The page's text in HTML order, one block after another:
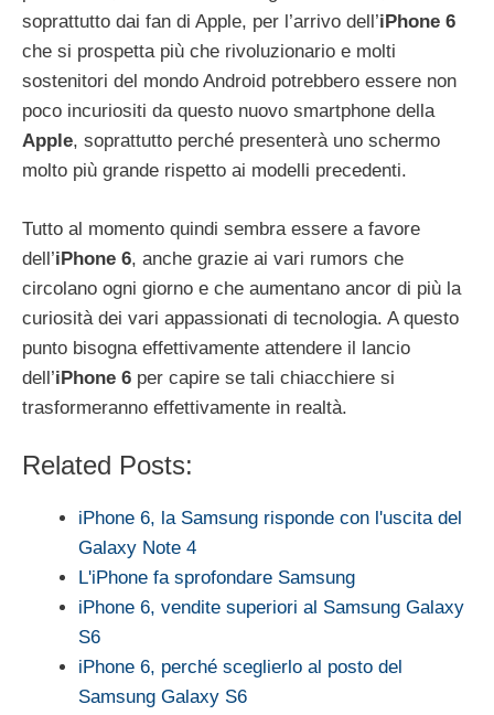
soprattutto dai fan di Apple, per l’arrivo dell’iPhone 6
che si prospetta più che rivoluzionario e molti
sostenitori del mondo Android potrebbero essere non
poco incuriositi da questo nuovo smartphone della
Apple, soprattutto perché presenterà uno schermo
molto più grande rispetto ai modelli precedenti.
Tutto al momento quindi sembra essere a favore
dell’iPhone 6, anche grazie ai vari rumors che
circolano ogni giorno e che aumentano ancor di più la
curiosità dei vari appassionati di tecnologia. A questo
punto bisogna effettivamente attendere il lancio
dell’iPhone 6 per capire se tali chiacchiere si
trasformeranno effettivamente in realtà.
Related Posts:
iPhone 6, la Samsung risponde con l'uscita del
Galaxy Note 4
L'iPhone fa sprofondare Samsung
iPhone 6, vendite superiori al Samsung Galaxy
S6
iPhone 6, perché sceglierlo al posto del
Samsung Galaxy S6